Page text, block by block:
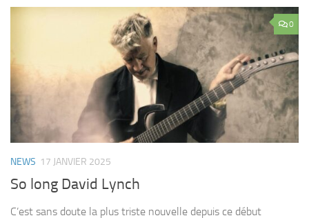
0
NEWS 17 JANVIER 2025
So long David Lynch
C’est sans doute la plus triste nouvelle depuis ce début